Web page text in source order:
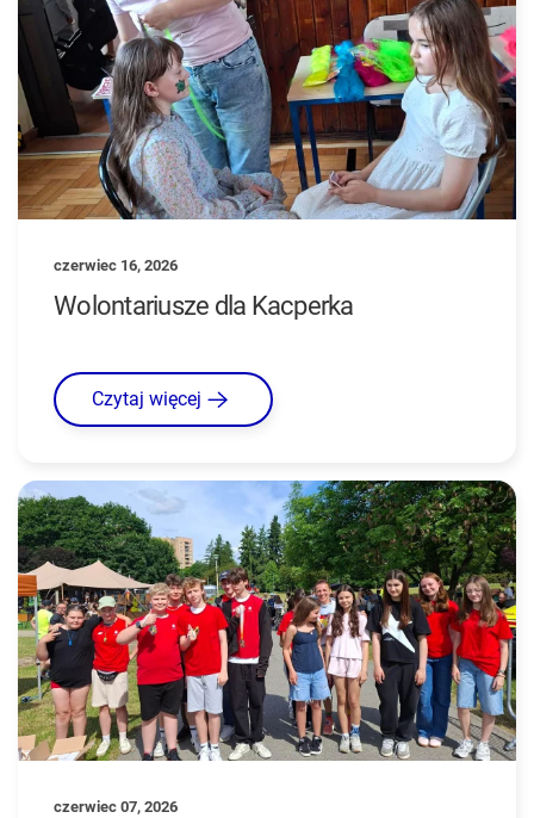
czerwiec 16, 2026
Wolontariusze dla Kacperka
Czytaj więcej
czerwiec 07, 2026